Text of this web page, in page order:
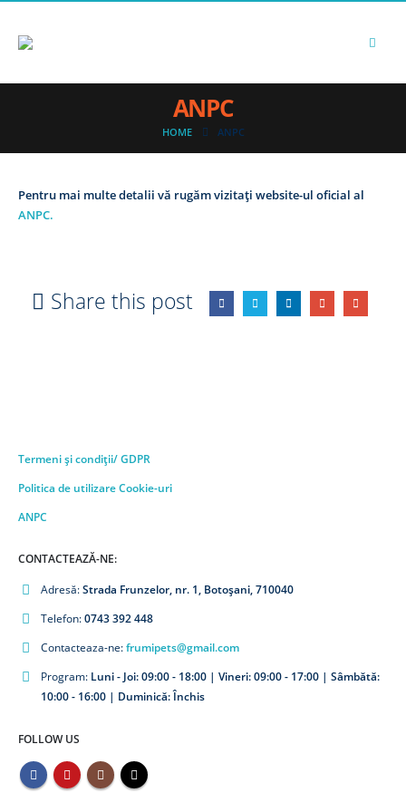
ANPC
HOME ANPC
Pentru mai multe detalii vă rugăm vizitați website-ul oficial al
ANPC.
Share this post
Termeni și condiții/ GDPR
Politica de utilizare Cookie-uri
ANPC
CONTACTEAZĂ-NE:
Adresă:Strada Frunzelor, nr. 1, Botoșani, 710040
Telefon:0743 392 448
Contacteaza-ne:frumipets@gmail.com
Program: Luni - Joi: 09:00 - 18:00 | Vineri: 09:00 - 17:00 | Sâmbătă:
10:00 - 16:00 | Duminică: Închis
FOLLOW US